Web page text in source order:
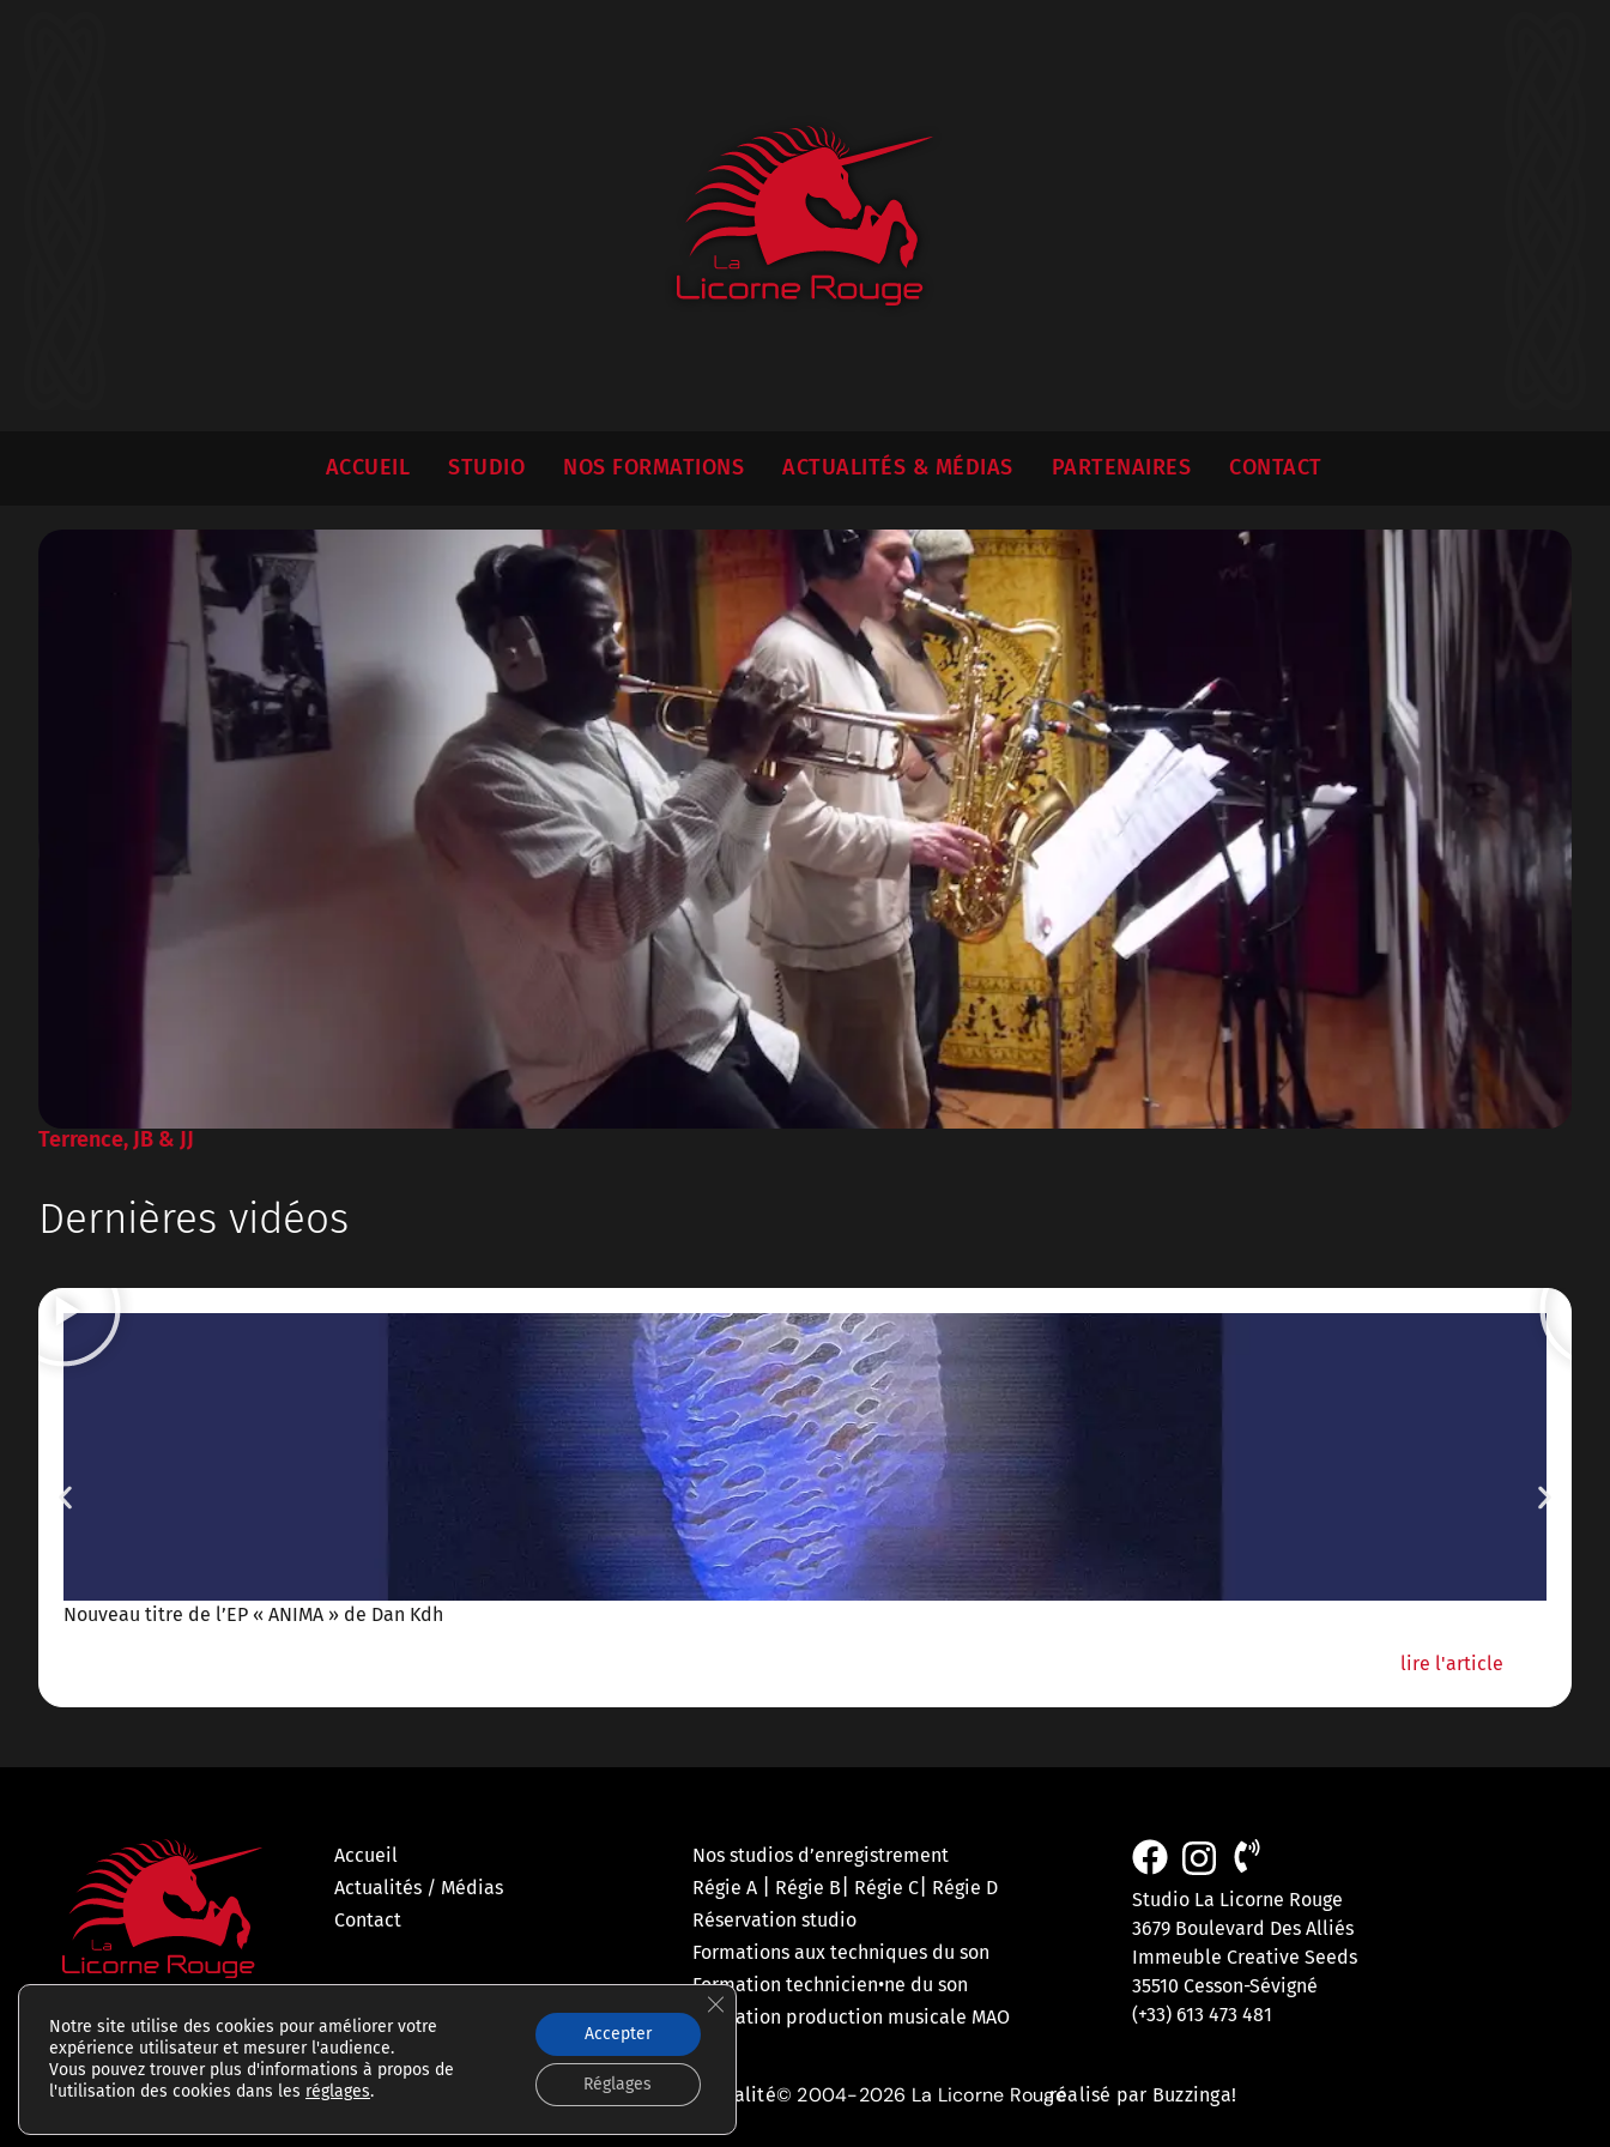
ACCUEIL STUDIO NOS FORMATIONS ACTUALITÉS & MÉDIAS PARTENAIRES CONTACT
Terrence, JB & JJ
Dernières vidéos
Nouveau titre de l’EP « ANIMA » de Dan Kdh
lire l'article
Accueil
Actualités / Médias
Contact
Nos studios d’enregistrement
Régie A
Régie B Régie C|
Régie D
Réservation studio
Formations aux techniques du son
Formation technicien•ne du son
Formation production musicale MAO
Studio La Licorne Rouge
3679 Boulevard Des Alliés
Immeuble Creative Seeds
35510 Cesson-Sévigné
(+33) 613 473 481
Mentions légales Politique de confidentialité© 2004-2026 La Licorne Rougeréalisé par Buzzinga!
Notre site utilise des cookies pour améliorer votre
expérience utilisateur et mesurer l'audience.
Vous pouvez trouver plus d'informations à propos de
l'utilisation des cookies dans les réglages.
Accepter
Réglages
Fermer la bannière des cookies GDPR